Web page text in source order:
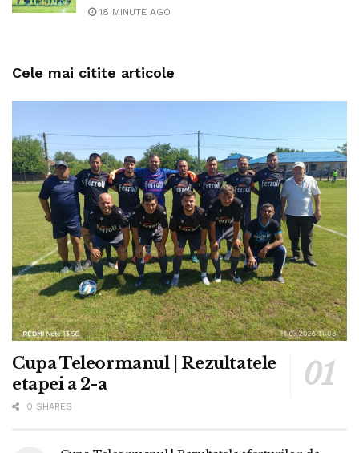
18 MINUTE AGO
Cele mai citite articole
Cupa Teleormanul | Rezultatele
etapei a 2-a
0 SHARES